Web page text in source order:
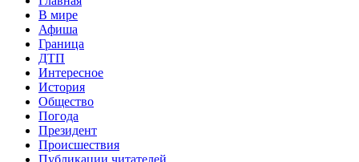
В мире
Афиша
Граница
ДТП
Интересное
История
Общество
Погода
Президент
Происшествия
Публикации читателей